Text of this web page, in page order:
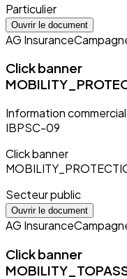
Particulier
Ouvrir le document
AG Insurance
Click banner
Information
IBPSC-09
Click banner
Secteur public
Ouvrir le document
AG Insurance
Click banner